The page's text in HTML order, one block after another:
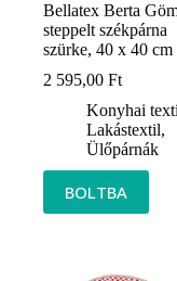
Bellatex Berta
steppelt székpárna
szürke, 40 x 40 cm
2 595,00 Ft
Konyhai
Lakástextil,
Ülőpárnák
BOLTBA